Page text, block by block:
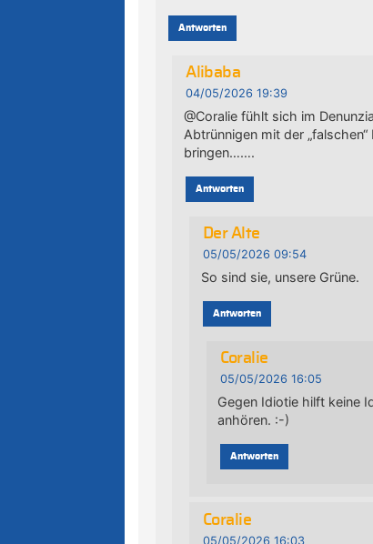
Antworten
Alibaba
04/05/2026 19:39
@Coralie fühlt sich im
Abtrünnigen mit der
bringen…….
Antworten
Der Alte
05/05/2026 09:54
So sind sie, unsere Grüne.
Antworten
Coralie
05/05/2026 16:05
Gegen Idiotie hilft keine
anhören. :-)
Antworten
Coralie
05/05/2026 16:03